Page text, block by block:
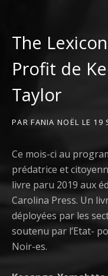
The
Profit de
Taylor
PARFANIA NOËL LE 19
Ce mois-ci au
prédatrice et
livre paru 2019 aux
Carolina Press. Un
déployées par les
soutenu par l’Etat-
Noir-es.